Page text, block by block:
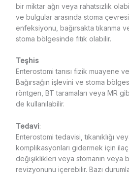
bir miktar ağrı veya rahatsızlık
ve bulgular arasında stoma
enfeksiyonu, bağırsakta tıkanma
stoma bölgesinde fıtık olabilir.
Teşhis
Enterostomi tanısı fizik muayene
Bağırsağın işlevini ve stoma
röntgen, BT taramaları veya MR
de kullanılabilir.
Tedavi:
Enterostomi tedavisi, tıkanıklığı
komplikasyonları gidermek için
değişiklikleri veya stomanın veya
revizyonunu içerebilir. Bazı